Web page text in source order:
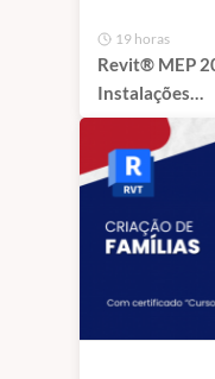
19 horas
Revit® MEP
Instalações
Residência
Padrão | 1 ano